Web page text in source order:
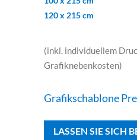
120 x 215 cm
(inkl. individuellem
Grafiknebenkosten)
Grafikschablone
LASSEN SIE SICH